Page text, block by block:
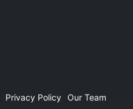
Privacy Policy Our Team